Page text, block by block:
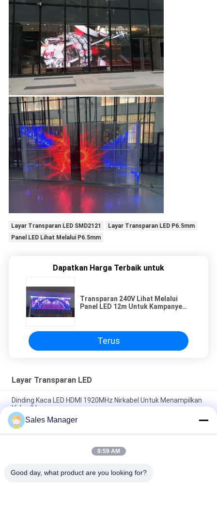
Layar Transparan LED SMD2121
Layar Transparan LED P6.5mm
Panel LED Lihat Melalui P6.5mm
Dapatkan Harga Terbaik untuk
Transparan 240V Lihat Melalui
Panel LED 12m Untuk Kampanye
Terus
Layar Transparan LED
Dinding Kaca LED HDMI 1920MHz Nirkabel Untuk Menampilkan
Video Iklan
SMD2121 P20mm LED Layar Transparan Untuk Iklan Dinding
Kaca
P15 Kaca Transparan Tirai LED Ketebalan 72mm Untuk Toko
Sales Manager
8:59 AM
Good day, what product are you looking for?